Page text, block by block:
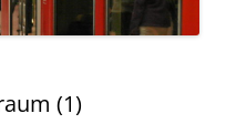
(1)